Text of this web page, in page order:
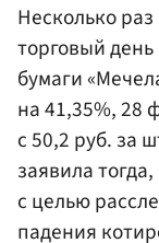
Несколько
торговый
бумаги
на 41,35%, 28
с 50,2 руб. за
заявила
с целью
падения